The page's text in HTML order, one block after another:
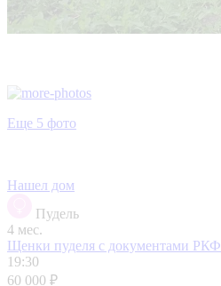
Еще 5 фото
Нашел дом
Пудель
4 мес.
Щенки пуделя с документами РКФ
19:30
60 000 ₽